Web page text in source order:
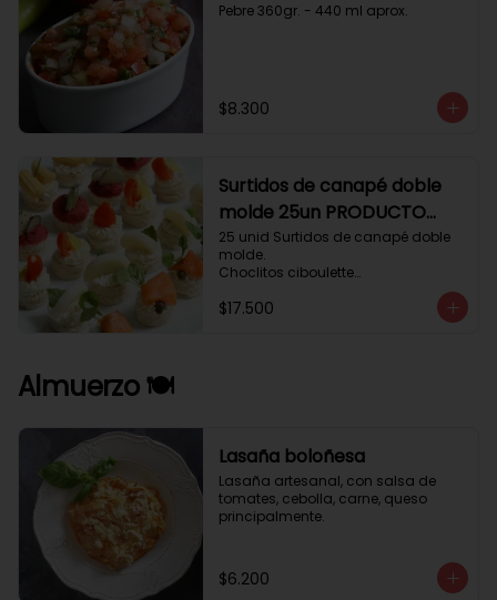
Pebre 360gr. - 440 ml aprox.
$8.300
Surtidos de canapé doble
molde 25un PRODUCTO
DELICADO .
25 unid Surtidos de canapé doble
molde.
Choclitos ciboulette
Tomate aji verde.
$17.500
Almuerzo 🍽️
Lasaña boloñesa
Lasaña artesanal, con salsa de
tomates, cebolla, carne, queso
principalmente.
$6.200